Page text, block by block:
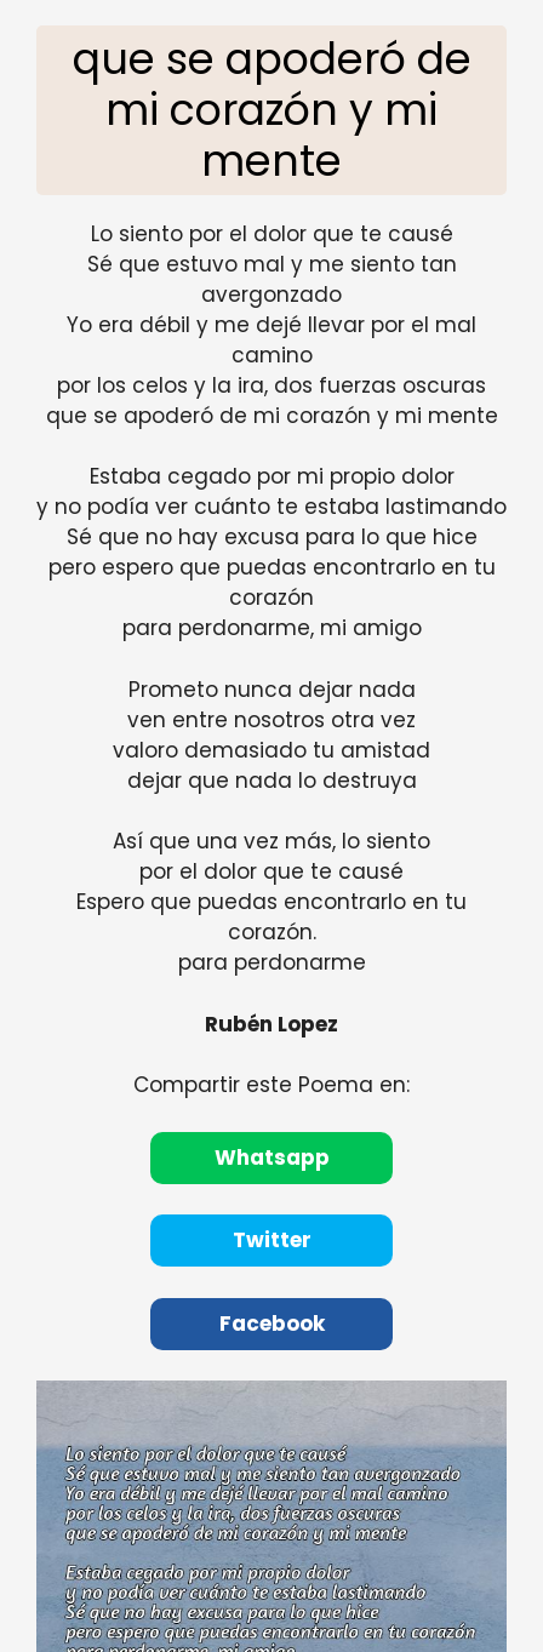
que se apoderó de
mi corazón y mi
mente
Lo siento por el dolor que te causé
Sé que estuvo mal y me siento tan
avergonzado
Yo era débil y me dejé llevar por el mal
camino
por los celos y la ira, dos fuerzas oscuras
que se apoderó de mi corazón y mi mente
Estaba cegado por mi propio dolor
y no podía ver cuánto te estaba lastimando
Sé que no hay excusa para lo que hice
pero espero que puedas encontrarlo en tu
corazón
para perdonarme, mi amigo
Prometo nunca dejar nada
ven entre nosotros otra vez
valoro demasiado tu amistad
dejar que nada lo destruya
Así que una vez más, lo siento
por el dolor que te causé
Espero que puedas encontrarlo en tu
corazón.
para perdonarme
Rubén Lopez
Compartir este Poema en:
Whatsapp
Twitter
Facebook